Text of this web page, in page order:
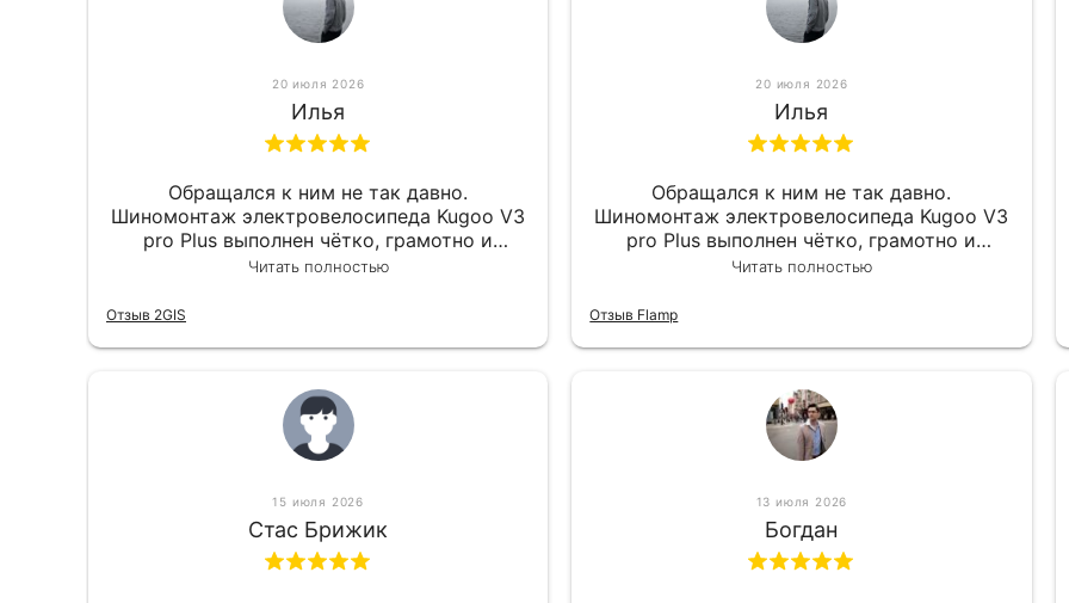
20 июля 2026
Илья
Обращался к ним не так давно.
Шиномонтаж электровелосипеда Kugoo V3
pro Plus выполнен чётко, грамотно и
квалифицированно. Всё сделано
Читать полностью
Отзыв 2GIS
20 июля 2026
Илья
Обращался к ним не так давно.
Шиномонтаж электровелосипеда Kugoo V3
pro Plus выполнен чётко, грамотно и
квалифицированно. Всё сделано
Читать полностью
Отзыв Flamp
15 июля 2026
Стас Брижик
13 июля 2026
Богдан